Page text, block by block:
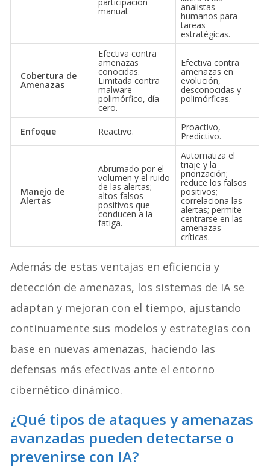
manual. analistas
humanos para
tareas
estratégicas.
Cobertura de
Amenazas
Efectiva contra
amenazas
conocidas.
Limitada contra
malware
polimórfico, día
cero.
Efectiva contra
amenazas en
evolución,
desconocidas y
polimórficas.
Enfoque Reactivo. Proactivo,
Predictivo.
Manejo de
Alertas
Abrumado por el
volumen y el ruido
de las alertas;
altos falsos
positivos que
conducen a la
fatiga.
Automatiza el
triaje y la
priorización;
reduce los falsos
positivos;
correlaciona las
alertas; permite
centrarse en las
amenazas
críticas.
Además de estas ventajas en eficiencia y
detección de amenazas, los sistemas de IA se
adaptan y mejoran con el tiempo, ajustando
continuamente sus modelos y estrategias con
base en nuevas amenazas, haciendo las
defensas más efectivas ante el entorno
cibernético dinámico.
¿Qué tipos de ataques y amenazas
avanzadas pueden detectarse o
prevenirse con IA?